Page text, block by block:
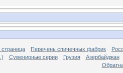
страница Перечень спичечных фабрик
Сувенирные серии Грузия
Азербайджан